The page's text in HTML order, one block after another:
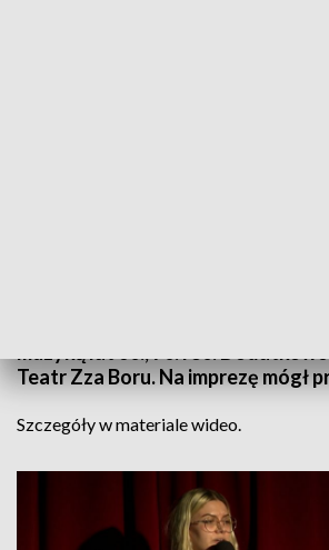
Teatr Zza Boru. Na imprezę mógł
Szczegóły w materiale wideo.